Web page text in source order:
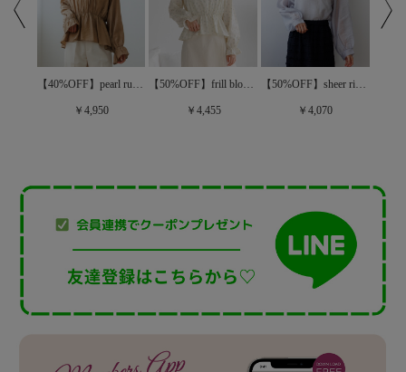
【40%OFF】pearl ruffled blouse～ﾊﾟｰﾙﾗｯﾌﾙﾄﾞﾌﾞﾗｳｽ
￥4,950
【50%OFF】frill bloom blouse～ﾌﾘﾙﾌﾞﾙｰﾑﾌﾞﾗｳｽ
￥4,455
【50%OFF】sheer ribbon blouse～ｼｱｰﾘﾎﾞﾝﾌﾞﾗｳｽ
￥4,070